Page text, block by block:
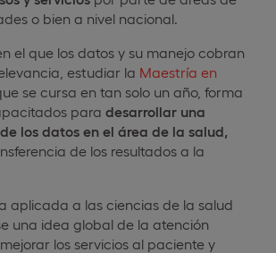
o bien a nivel nacional.
el que los datos y su manejo cobran
estudiar la Maestría en
se cursa en tan solo un año, forma
para desarrollar una
los datos en el área de la salud,
de los resultados a la
aplicada a las ciencias de la salud
una idea global de la atención
los servicios al paciente y